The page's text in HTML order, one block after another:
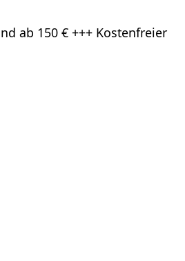
ab 150 € +++ Kostenfreier